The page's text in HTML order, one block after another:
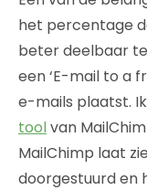
het percentage
beter deelbaar
een ‘E-mail to a
e-mails plaatst.
toolvan
MailChimp laat
doorgestuurd en